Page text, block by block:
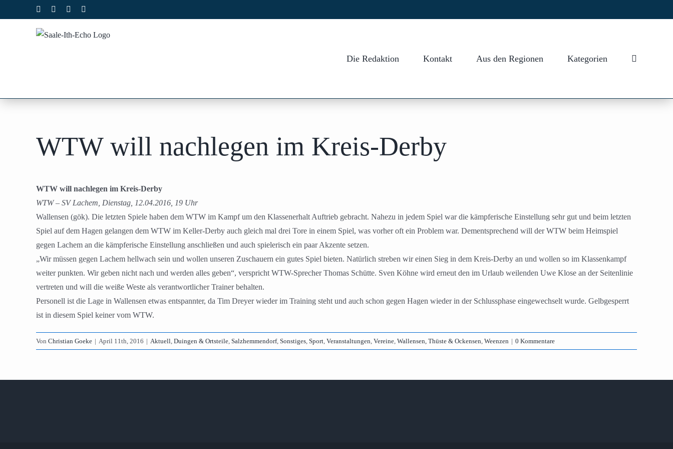
Inhalt
Facebook Instagram
Die Redaktion Kontakt Aus den Regionen Kategorien
WTW will nachlegen im Kreis-Derby
WTW will nachlegen im Kreis-Derby
WTW – SV Lachem, Dienstag, 12.04.2016, 19 Uhr
Wallensen (gök). Die letzten Spiele haben dem WTW im Kampf um den Klassenerhalt Auftrieb gebracht. Nahezu in jedem Spiel war die kämpferische Einstellung sehr gut und beim letzten
Spiel auf dem Hagen gelangen dem WTW im Keller-Derby auch gleich mal drei Tore in einem Spiel, was vorher oft ein Problem war. Dementsprechend will der WTW beim Heimspiel
gegen Lachem an die kämpferische Einstellung anschließen und auch spielerisch ein paar Akzente setzen.
„Wir müssen gegen Lachem hellwach sein und wollen unseren Zuschauern ein gutes Spiel bieten. Natürlich streben wir einen Sieg in dem Kreis-Derby an und wollen so im Klassenkampf
weiter punkten. Wir geben nicht nach und werden alles geben“, verspricht WTW-Sprecher Thomas Schütte. Sven Köhne wird erneut den im Urlaub weilenden Uwe Klose an der Seitenlinie
vertreten und will die weiße Weste als verantwortlicher Trainer behalten.
Personell ist die Lage in Wallensen etwas entspannter, da Tim Dreyer wieder im Training steht und auch schon gegen Hagen wieder in der Schlussphase eingewechselt wurde. Gelbgesperrt
ist in diesem Spiel keiner vom WTW.
Von Christian Goeke | April 11th, 2016 | Aktuell, Duingen & Ortsteile, Salzhemmendorf, Sonstiges, Sport, Veranstaltungen, Vereine, Wallensen, Thüste & Ockensen, Weenzen | 0 Kommentare